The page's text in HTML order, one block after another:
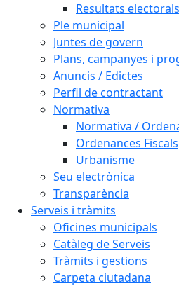
Resultats electorals
Ple municipal
Juntes de govern
Plans, campanyes i
Anuncis / Edictes
Perfil de contractant
Normativa
Normativa /
Ordenances Fiscals
Urbanisme
Seu electrònica
Transparència
Serveis i tràmits
Oficines municipals
Catàleg de Serveis
Tràmits i gestions
Carpeta ciutadana